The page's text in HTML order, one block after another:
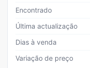
Encontrado
Última actualização
Dias à venda
Variação de preço